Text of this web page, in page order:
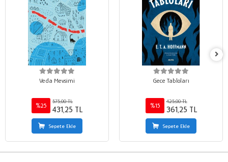
Veda Mevsimi
%25
575,00 TL
431,25 TL
Sepete Ekle
Gece Tabloları
%15
425,00 TL
361,25 TL
Sepete Ekle